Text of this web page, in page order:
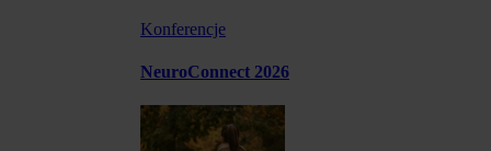
Konferencje
NeuroConnect 2026